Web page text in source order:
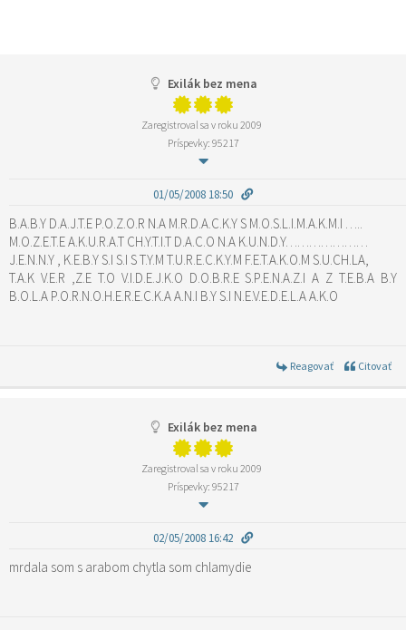
Exilák bez mena
Zaregistroval sa v roku 2009
Príspevky: 95217
01/05/2008 18:50
B.A.B.Y D.A.J.T.E P.O.Z.O.R N.A M.R.D.A.C.K.Y S M.O.S.L.I.M.A.K.M.I …..
M.O.Z.E.T.E A.K.U.R.A.T CH.Y.T.I.T D.A.C.O N.A K.U.N.D.Y…………………
J.E.N.N.Y , K.E.B.Y S.I S.I S T.Y.M T.U.R.E.C.K.Y.M F.E.T.A.K.O.M S.U.CH.LA,
T.A.K V.E.R ,Z.E T.O V.I.D.E.J.K.O D.O.B.R.E S.P.E.N.A.Z.I A Z T.E.B.A B.Y
B.O.L.A P.O.R.N.O.H.E.R.E.C.K.A A.N.I B.Y S.I N.E.V.E.D.E.L.A A.K.O
Reagovať Citovať
Exilák bez mena
Zaregistroval sa v roku 2009
Príspevky: 95217
02/05/2008 16:42
mrdala som s arabom chytla som chlamydie